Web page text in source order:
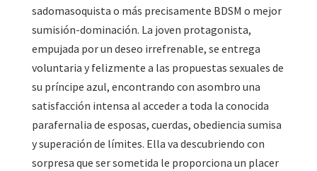
sadomasoquista o más precisamente BDSM o mejor
sumisión-dominación. La joven protagonista,
empujada por un deseo irrefrenable, se entrega
voluntaria y felizmente a las propuestas sexuales de
su príncipe azul, encontrando con asombro una
satisfacción intensa al acceder a toda la conocida
parafernalia de esposas, cuerdas, obediencia sumisa
y superación de límites. Ella va descubriendo con
sorpresa que ser sometida le proporciona un placer